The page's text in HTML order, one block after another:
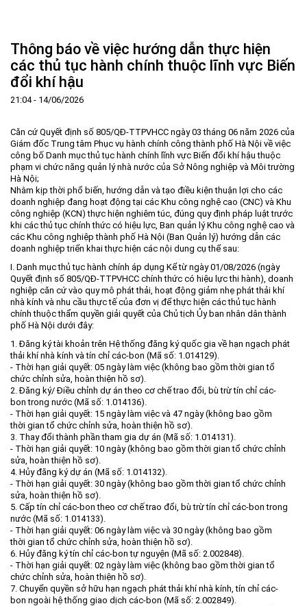
Lịch sử hình thành và phát triển
Tầm nhìn - Sứ mệnh
Lãnh đạo Ban Quản lý
Cơ cấu tổ chức
Chức năng, nhiệm vụ
Tin tức - sự kiện ▼
Ban Quản lý Khu
Chính sách mới
Doanh nghiệp
Hợp tác quốc tế
Đào tạo và Nghiên cứu
Cách mạng công nghiệp lần thứ 4
Quy hoạch
Quy hoạch tổng thể
Quy hoạch khu chức năng
Ưu thế
Vị trí
Cơ sở hạ tầng
Cơ chế ưu đãi đầu tư
Cơ chế Một cửa
Nguồn nhân lực
Hướng dẫn đầu tư ▼
Trình tự, thủ tục đầu tư
Tiêu chí đầu tư
Lĩnh vực đầu tư
Quản lý và vận hành dự án đầu tư
Văn bản pháp luật ▼
Các thủ tục hành chính
Doanh nghiệp
Đất đai
Đầu tư
Khu CNC Hòa Lạc
Lao động
Môi trường
Quy hoạch - Xây dựng
Ưu đãi đầu tư
Công nghệ và Sản phẩm
Văn bản khác
Thông báo ▼
Thông báo chung
Tuyển dụng
Công khai ngân sách
Dữ liệu mở
FAQs
Liên hệ - Liên kết
Liên kết
Liên hệ
Thông báo về việc hướng dẫn thực hiện
các thủ tục hành chính thuộc lĩnh vực Biến
đổi khí hậu
21:04 - 14/06/2026
Căn cứ Quyết định số 805/QĐ-TTPVHCC ngày 03 tháng 06 năm 2026 của
Giám đốc Trung tâm Phục vụ hành chính công thành phố Hà Nội về việc
công bố Danh mục thủ tục hành chính lĩnh vực Biến đổi khí hậu thuộc
phạm vi chức năng quản lý nhà nước của Sở Nông nghiệp và Môi trường
Hà Nội;
Nhằm kịp thời phổ biến, hướng dẫn và tạo điều kiện thuận lợi cho các
doanh nghiệp đang hoạt động tại các Khu công nghệ cao (CNC) và Khu
công nghiệp (KCN) thực hiện nghiêm túc, đúng quy định pháp luật trước
khi các thủ tục chính thức có hiệu lực, Ban quản lý Khu công nghệ cao và
các Khu công nghiệp thành phố Hà Nội (Ban Quản lý) hướng dẫn các
doanh nghiệp triển khai thực hiện các nội dung cụ thể sau:
I. Danh mục thủ tục hành chính áp dụng Kể từ ngày 01/08/2026 (ngày
Quyết định số 805/QĐ-TTPVHCC chính thức có hiệu lực thi hành), doanh
nghiệp căn cứ vào quy mô phát thải, hoạt động giảm nhẹ phát thải khí
nhà kính và nhu cầu thực tế của đơn vị để thực hiện các thủ tục hành
chính thuộc thẩm quyền giải quyết của Chủ tịch Ủy ban nhân dân thành
phố Hà Nội dưới đây:
1. Đăng ký tài khoản trên Hệ thống đăng ký quốc gia về hạn ngạch phát
thải khí nhà kính và tín chỉ các-bon (Mã số: 1.014129).
- Thời hạn giải quyết: 05 ngày làm việc (không bao gồm thời gian tổ
chức chỉnh sửa, hoàn thiện hồ sơ).
2. Đăng ký/ Điều chỉnh dự án theo cơ chế trao đổi, bù trừ tín chỉ các-
bon trong nước (Mã số: 1.014136).
- Thời hạn giải quyết: 15 ngày làm việc và 47 ngày (không bao gồm
thời gian tổ chức chỉnh sửa, hoàn thiện hồ sơ).
3. Thay đổi thành phần tham gia dự án (Mã số: 1.014131).
- Thời hạn giải quyết: 10 ngày (không bao gồm thời gian tổ chức chỉnh
sửa, hoàn thiện hồ sơ).
4. Hủy đăng ký dự án (Mã số: 1.014132).
- Thời hạn giải quyết: 30 ngày (không bao gồm thời gian tổ chức chỉnh
sửa, hoàn thiện hồ sơ).
5. Cấp tín chỉ các-bon theo cơ chế trao đổi, bù trừ tín chỉ các-bon trong
nước (Mã số: 1.014133).
- Thời hạn giải quyết: 06 ngày làm việc và 30 ngày (không bao gồm
thời gian tổ chức chỉnh sửa, hoàn thiện hồ sơ).
6. Hủy đăng ký tín chỉ các-bon tự nguyện (Mã số: 2.002848).
- Thời hạn giải quyết: 02 ngày làm việc (không bao gồm thời gian tổ
chức chỉnh sửa, hoàn thiện hồ sơ).
7. Chuyển quyền sở hữu hạn ngạch phát thải khí nhà kính, tín chỉ các-
bon ngoài hệ thống giao dịch các-bon (Mã số: 2.002849).